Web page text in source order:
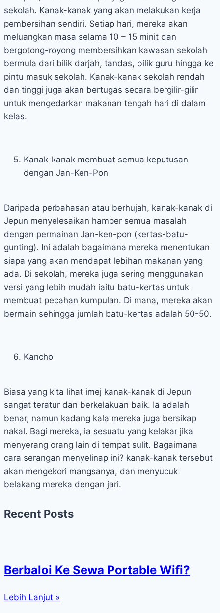
sekolah. Kanak-kanak yang akan melakukan kerja
pembersihan sendiri. Setiap hari, mereka akan
meluangkan masa selama 10 – 15 minit dan
bergotong-royong membersihkan kawasan sekolah
bermula dari bilik darjah, tandas, bilik guru hingga ke
pintu masuk sekolah. Kanak-kanak sekolah rendah
dan tinggi juga akan bertugas secara bergilir-gilir
untuk mengedarkan makanan tengah hari di dalam
kelas.
Kanak-kanak membuat semua keputusan
dengan Jan-Ken-Pon
Daripada perbahasan atau berhujah, kanak-kanak di
Jepun menyelesaikan hamper semua masalah
dengan permainan Jan-ken-pon (kertas-batu-
gunting). Ini adalah bagaimana mereka menentukan
siapa yang akan mendapat lebihan makanan yang
ada. Di sekolah, mereka juga sering menggunakan
versi yang lebih mudah iaitu batu-kertas untuk
membuat pecahan kumpulan. Di mana, mereka akan
bermain sehingga jumlah batu-kertas adalah 50-50.
Kancho
Biasa yang kita lihat imej kanak-kanak di Jepun
sangat teratur dan berkelakuan baik. Ia adalah
benar, namun kadang kala mereka juga bersikap
nakal. Bagi mereka, ia sesuatu yang kelakar jika
menyerang orang lain di tempat sulit. Bagaimana
cara serangan menyelinap ini? kanak-kanak tersebut
akan mengekori mangsanya, dan menyucuk
belakang mereka dengan jari.
Recent Posts
Berbaloi Ke Sewa Portable Wifi?
Lebih Lanjut »